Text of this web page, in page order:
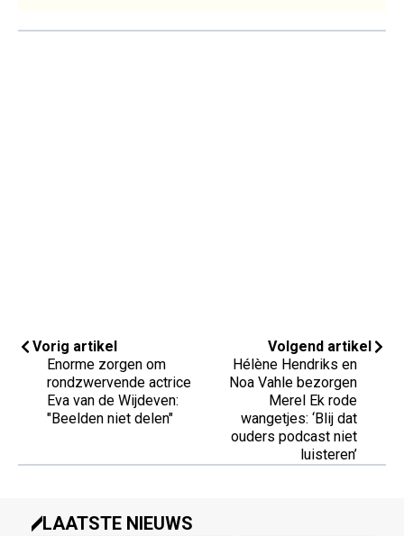
Vorig artikel
Enorme zorgen om
rondzwervende actrice
Eva van de Wijdeven:
"Beelden niet delen"
Volgend artikel
Hélène Hendriks en
Noa Vahle bezorgen
Merel Ek rode
wangetjes: ‘Blij dat
ouders podcast niet
luisteren’
LAATSTE NIEUWS